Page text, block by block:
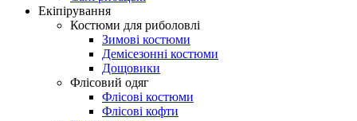
Екіпірування
Костюми для риболовлі
Зимові костюми
Демісезонні костюми
Дощовики
Флісовий одяг
Флісові костюми
Флісові кофти